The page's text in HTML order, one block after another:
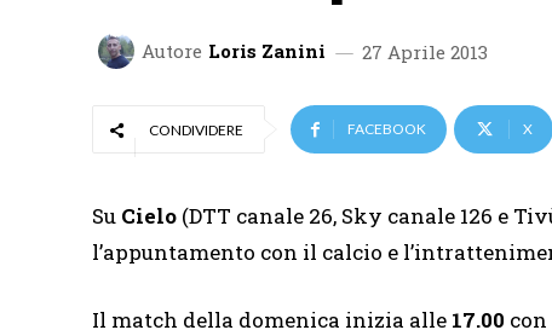
Autore Loris Zanini 27 Aprile 2013
CONDIVIDERE FACEBOOK X
Su Cielo (DTT canale 26, Sky canale 126 e
l’appuntamento con il calcio e
Il match della domenica inizia alle 17.00 con